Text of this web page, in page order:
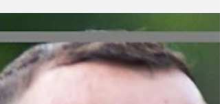
pagamento de uma folha salarial que estava
em atraso com o elenco. Os valores são
referentes à Carteira de Trabalho (CLT) dos
jogadores. Parte dos atletas recebeu o
pagamento nesta sexta, enquanto outros
devem ter os valores depositados neste